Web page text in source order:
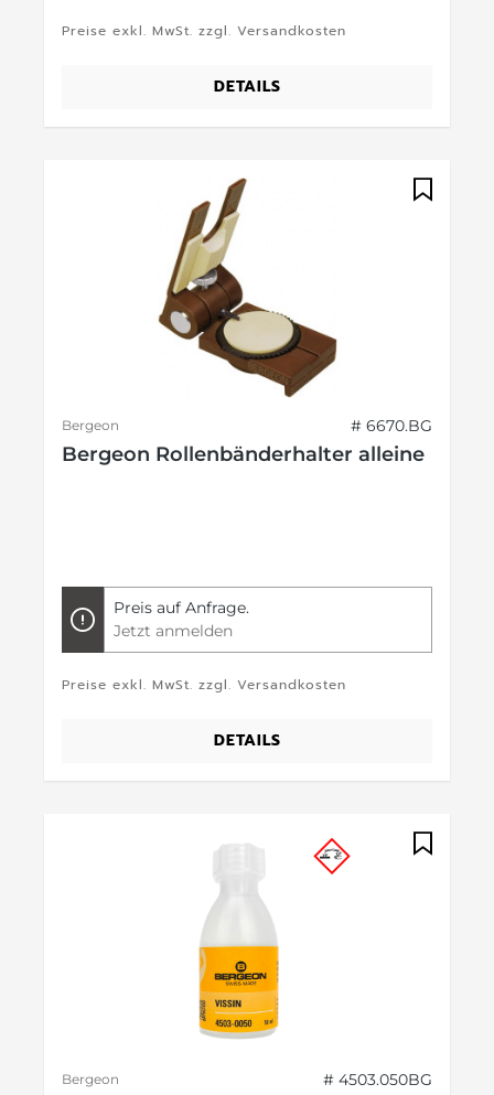
Preise exkl. MwSt. zzgl. Versandkosten
DETAILS
Bergeon # 6670.BG
Bergeon Rollenbänderhalter alleine
Preis auf Anfrage.
Jetzt anmelden
Preise exkl. MwSt. zzgl. Versandkosten
DETAILS
Bergeon # 4503.050BG